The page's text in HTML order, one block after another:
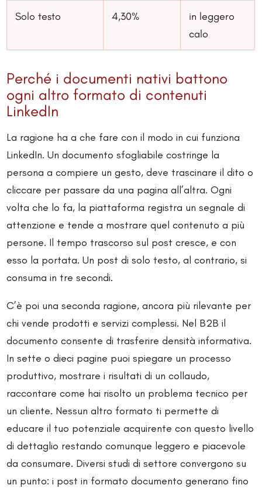
Solo testo 4,30%
in leggero
calo
Perché i documenti nativi battono
ogni altro formato di contenuti
LinkedIn
La ragione ha a che fare con il modo in cui funziona
LinkedIn. Un documento sfogliabile costringe la
persona a compiere un gesto, deve trascinare il dito o
cliccare per passare da una pagina all’altra. Ogni
volta che lo fa, la piattaforma registra un segnale di
attenzione e tende a mostrare quel contenuto a più
persone. Il tempo trascorso sul post cresce, e con
esso la portata. Un post di solo testo, al contrario, si
consuma in tre secondi.
C’è poi una seconda ragione, ancora più rilevante per
chi vende prodotti e servizi complessi. Nel B2B il
documento consente di trasferire densità informativa.
In sette o dieci pagine puoi spiegare un processo
produttivo, mostrare i risultati di un collaudo,
raccontare come hai risolto un problema tecnico per
un cliente. Nessun altro formato ti permette di
educare il tuo potenziale acquirente con questo livello
di dettaglio restando comunque leggero e piacevole
da consumare. Diversi studi di settore convergono su
un punto: i post in formato documento generano fino